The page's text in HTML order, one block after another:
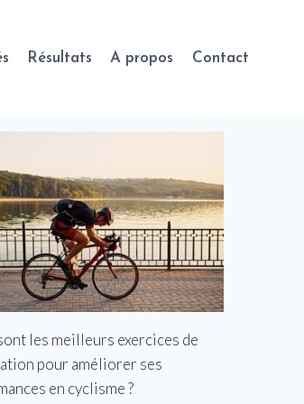
Résultats A propos Contact
les meilleurs exercices de
pour améliorer ses
en cyclisme ?